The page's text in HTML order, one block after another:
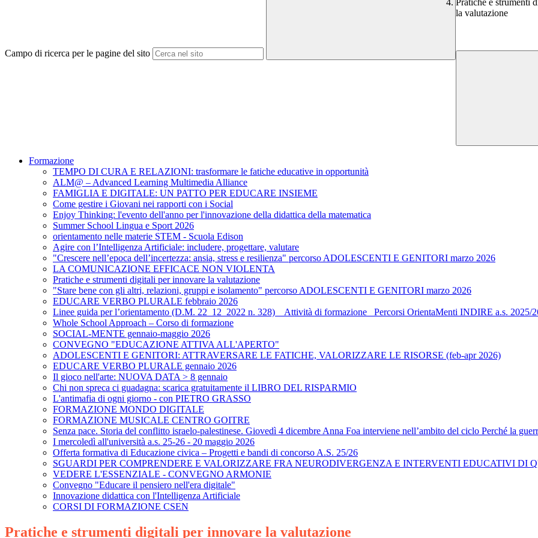
Campo di ricerca per le pagine del sito
Pratiche e strumenti
la valutazione
Formazione
TEMPO DI CURA E RELAZIONI: trasformare le fatiche educative in opportunità
ALM@ – Advanced Learning Multimedia Alliance
FAMIGLIA E DIGITALE: UN PATTO PER EDUCARE INSIEME
Come gestire i Giovani nei rapporti con i Social
Enjoy Thinking: l'evento dell'anno per l'innovazione della didattica della matematica
Summer School Lingua e Sport 2026
orientamento nelle materie STEM - Scuola Edison
Agire con l’Intelligenza Artificiale: includere, progettare, valutare
"Crescere nell’epoca dell’incertezza: ansia, stress e resilienza" percorso ADOLESCENTI E GENITORI marzo 2026
LA COMUNICAZIONE EFFICACE NON VIOLENTA
Pratiche e strumenti digitali per innovare la valutazione
"Stare bene con gli altri, relazioni, gruppi e isolamento" percorso ADOLESCENTI E GENITORI marzo 2026
EDUCARE VERBO PLURALE febbraio 2026
Linee guida per l’orientamento (D.M. 22_12_2022 n. 328) _ Attività di formazione_ Percorsi OrientaMenti INDIRE a.s. 2025/
Whole School Approach – Corso di formazione
SOCIAL-MENTE gennaio-maggio 2026
CONVEGNO "EDUCAZIONE ATTIVA ALL'APERTO"
ADOLESCENTI E GENITORI: ATTRAVERSARE LE FATICHE, VALORIZZARE LE RISORSE (feb-apr 2026)
EDUCARE VERBO PLURALE gennaio 2026
Il gioco nell'arte: NUOVA DATA > 8 gennaio
Chi non spreca ci guadagna: scarica gratuitamente il LIBRO DEL RISPARMIO
L'antimafia di ogni giorno - con PIETRO GRASSO
FORMAZIONE MONDO DIGITALE
FORMAZIONE MUSICALE CENTRO GOITRE
Senza pace. Storia del conflitto israelo-palestinese. Giovedì 4 dicembre Anna Foa interviene nell’ambito del ciclo Perché la
I mercoledì all'università a.s. 25-26 - 20 maggio 2026
Offerta formativa di Educazione civica – Progetti e bandi di concorso A.S. 25/26
SGUARDI PER COMPRENDERE E VALORIZZARE FRA NEURODIVERGENZA E INTERVENTI EDUCATIVI DI
VEDERE L'ESSENZIALE - CONVEGNO ARMONIE
Convegno "Educare il pensiero nell'era digitale"
Innovazione didattica con l'Intelligenza Artificiale
CORSI DI FORMAZIONE CSEN
Pratiche e strumenti digitali per innovare la valutazione